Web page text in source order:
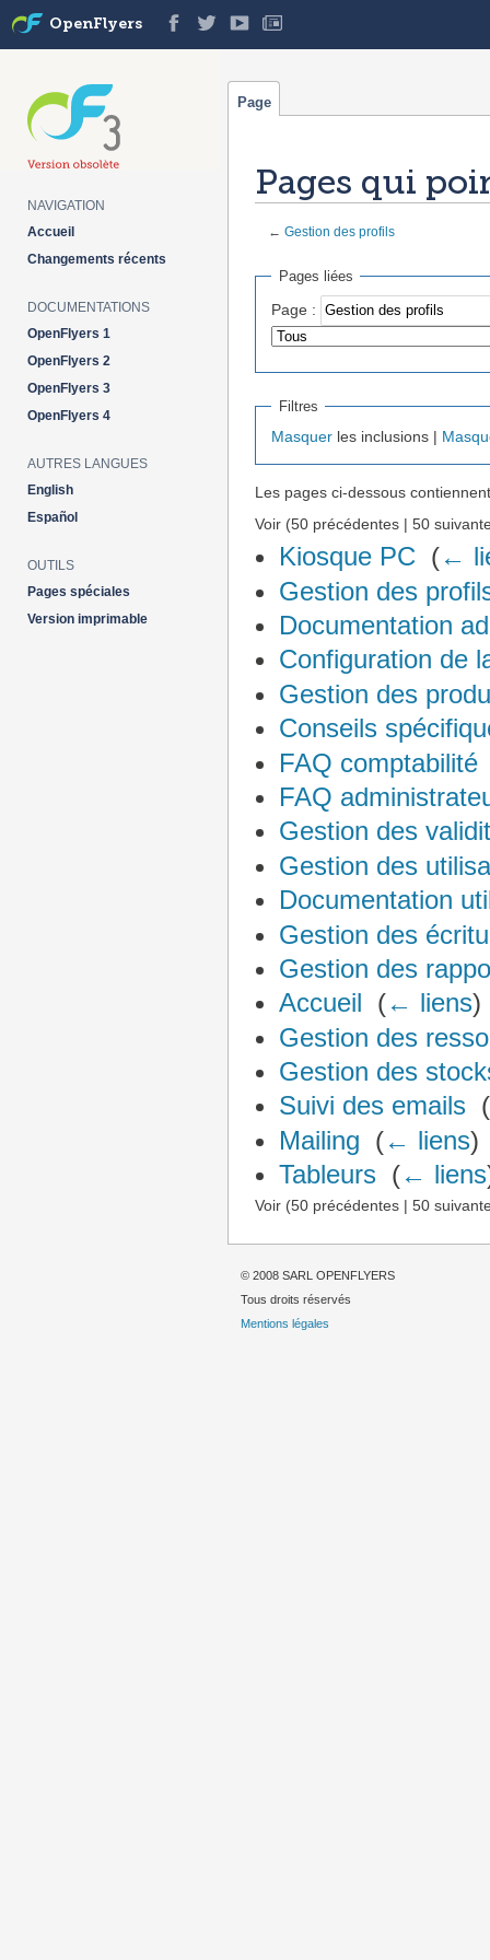
Pages qui
← Gestion des profils
Pages liées
Page :
Filtres
Masquer les inclusions |
Les pages ci-dessous
Voir (50 précédentes | 50
Kiosque PC (←
Gestion des
Documentation
Configuration de
Gestion des
Conseils
FAQ comptabilité
FAQ
Gestion des
Gestion des
Documentation
Gestion des
Gestion des
Accueil (← liens)
Gestion des
Gestion des
Suivi des emails (
Mailing (← liens)
Tableurs (← liens
Voir (50 précédentes | 50
Page
OpenFlyers
NAVIGATION
Accueil
Changements récents
DOCUMENTATIONS
OpenFlyers 1
OpenFlyers 2
OpenFlyers 3
OpenFlyers 4
AUTRES LANGUES
English
Español
OUTILS
Pages spéciales
Version imprimable
© 2008 SARL OPENFLYERS
Tous droits réservés
Mentions légales